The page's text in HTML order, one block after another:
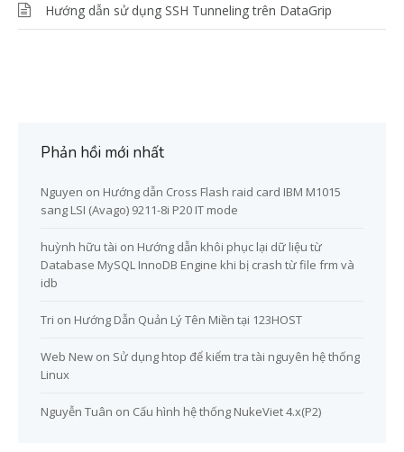
Hướng dẫn sử dụng SSH Tunneling trên DataGrip
Phản hồi mới nhất
Nguyen on Hướng dẫn Cross Flash raid card IBM M1015
sang LSI (Avago) 9211-8i P20 IT mode
huỳnh hữu tài on Hướng dẫn khôi phục lại dữ liệu từ
Database MySQL InnoDB Engine khi bị crash từ file frm và
idb
Tri on Hướng Dẫn Quản Lý Tên Miền tại 123HOST
Web New on Sử dụng htop để kiểm tra tài nguyên hệ thống
Linux
Nguyễn Tuân on Cấu hình hệ thống NukeViet 4.x(P2)